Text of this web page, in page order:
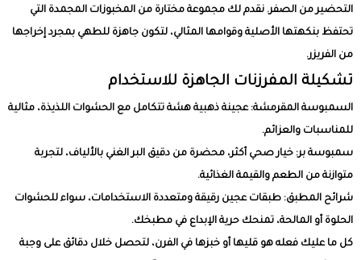
التحضير من الصفر. نقدم لك مجموعة مختارة من المخبوزات المجمدة التي
تحتفظ بنكهتها الأصلية وقوامها المثالي، لتكون جاهزة للطهي بمجرد إخراجها
من الفريزر.
تشكيلة المفرزنات الجاهزة للاستخدام
السمبوسة المقرمشة: عجينة ذهبية هشة تتكامل مع الحشوات اللذيذة، مثالية
للمناسبات والعزائم.
سمبوسة بر: خيار صحي أكثر، محضرة من دقيق البر الغني بالألياف، لتجربة
متوازنة من الطعم والقيمة الغذائية.
شرائح المطبق: طبقات عجين رقيقة ومتعددة الاستخدامات، سواء للحشوات
الحلوة أو المالحة، تمنحك حرية الإبداع في مطبخك.
كل ما عليك فعله هو قليها أو خبزها في الفرن، لتحصل خلال دقائق على وجبة